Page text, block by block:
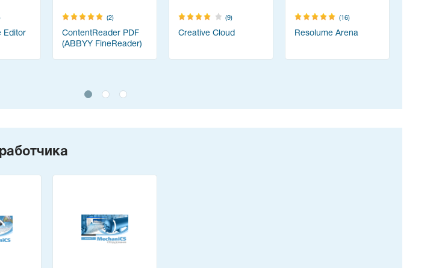
Editor
(2)
ContentReader PDF
(ABBYY FineReader)
(9)
Creative Cloud
(16)
Resolume Arena